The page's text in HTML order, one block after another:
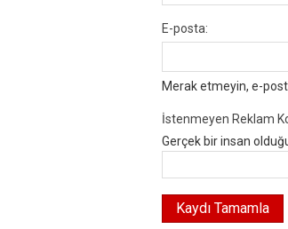
E-posta:
Merak etmeyin, e-
İstenmeyen Reklam
Gerçek bir insan